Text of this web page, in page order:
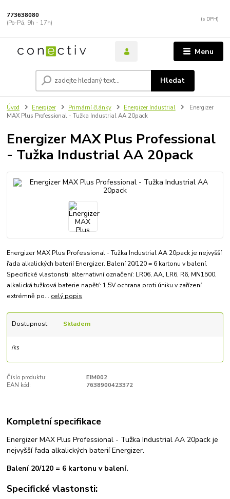
Menu
Hledat
773638080
(Po-Pá, 9h - 17h)
Úvod Energizer Primární články Energizer Industrial
Energizer
MAX Plus Professional - Tužka Industrial AA 20pack
Energizer MAX Plus Professional
- Tužka Industrial AA 20pack
Energizer MAX Plus Professional - Tužka Industrial AA 20pack je nejvyšší
řada alkalických baterií Energizer. Balení 20/120 = 6 kartonu v balení.
Specifické vlastonsti: alternativní označení: LR06, AA, LR6, R6, MN1500,
alkalická tužková baterie napětí: 1,5V ochrana proti úniku v zařízení
extrémně po... celý popis
Dostupnost Skladem
/ks
Číslo produktu:
EIM002
EAN kód:
7638900423372
Kompletní specifikace
Energizer MAX Plus Professional - Tužka Industrial AA 20pack je
nejvyšší řada alkalických baterií Energizer.
Balení 20/120 = 6 kartonu v balení.
Specifické vlastonsti: